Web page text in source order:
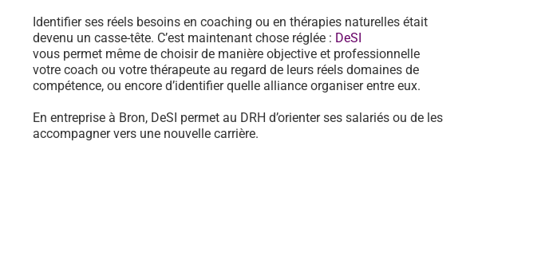
Identifier ses réels besoins en coaching ou en thérapies naturelles était
devenu un casse-tête. C’est maintenant chose réglée : DeSI
vous permet même de choisir de manière objective et professionnelle
votre coach ou votre thérapeute au regard de leurs réels domaines de
compétence, ou encore d’identifier quelle alliance organiser entre eux.
En entreprise à Bron, DeSI permet au DRH d’orienter ses salariés ou de les
accompagner vers une nouvelle carrière.